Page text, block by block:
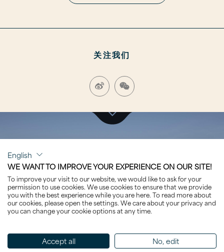
关注我们
KATARA
排序 名称
English
WE WANT TO IMPROVE YOUR EXPERIENCE ON OUR SITE!
To improve your visit to our website, we would like to ask for your
permission to use cookies. We use cookies to ensure that we provide
you with the best experience while you are here. To read more about
our cookies, please open the settings. We care about your privacy and
you can change your cookie options at any time.
Accept all No, edit